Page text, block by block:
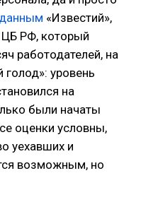
данным «Известий»,
ЦБ РФ, который
работодателей, на
голод»: уровень
на
были начаты
оценки условны,
уехавших и
возможным, но